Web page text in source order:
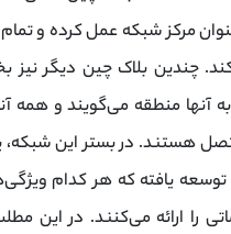
مرکز شبکه عمل کرده و
آنها منطقه می‌گویند و همه
هستند. در بستر این شبکه،
توسعه یافته که هر کدام
را ارائه می‌کنند. در این